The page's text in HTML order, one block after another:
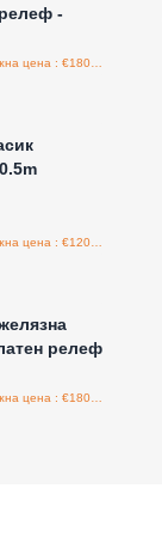
-
релеф